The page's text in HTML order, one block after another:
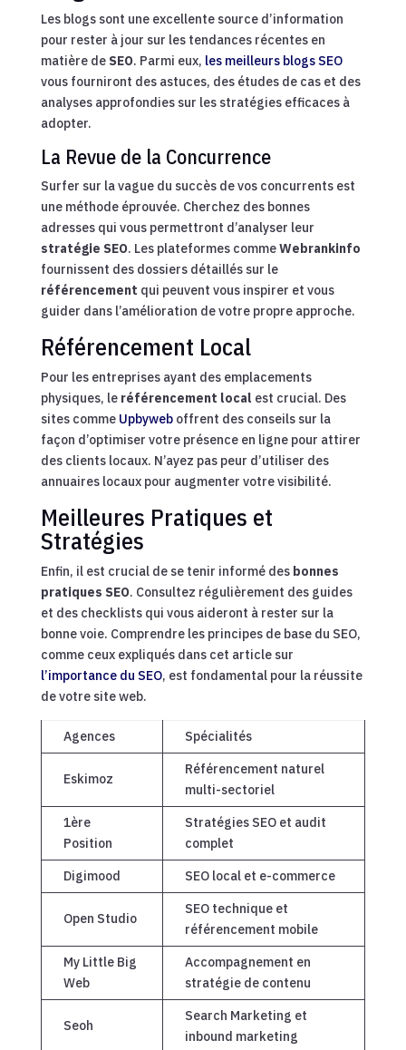
Les blogs sont une excellente source d’information
pour rester à jour sur les tendances récentes en
matière de SEO. Parmi eux, les meilleurs blogs SEO
vous fourniront des astuces, des études de cas et des
analyses approfondies sur les stratégies efficaces à
adopter.
La Revue de la Concurrence
Surfer sur la vague du succès de vos concurrents est
une méthode éprouvée. Cherchez des bonnes
adresses qui vous permettront d’analyser leur
stratégie SEO. Les plateformes commeWebrankinfo
fournissent des dossiers détaillés sur le
référencement qui peuvent vous inspirer et vous
guider dans l’amélioration de votre propre approche.
Référencement Local
Pour les entreprises ayant des emplacements
physiques, le référencement local est crucial. Des
sites comme Upbyweboffrent des conseils sur la
façon d’optimiser votre présence en ligne pour attirer
des clients locaux. N’ayez pas peur d’utiliser des
annuaires locaux pour augmenter votre visibilité.
Meilleures Pratiques et
Stratégies
Enfin, il est crucial de se tenir informé des bonnes
pratiques SEO. Consultez régulièrement des guides
et des checklists qui vous aideront à rester sur la
bonne voie. Comprendre les principes de base du SEO,
comme ceux expliqués dans cet article sur
l’importance du SEO, est fondamental pour la réussite
de votre site web.
Agences Spécialités
Eskimoz
Référencement naturel
multi-sectoriel
1ère
Position
Stratégies SEO et audit
complet
Digimood
SEO local et e-commerce
Open Studio
SEO technique et
référencement mobile
My Little Big
Web
Accompagnement en
stratégie de contenu
Seoh
Search Marketing et
inbound marketing